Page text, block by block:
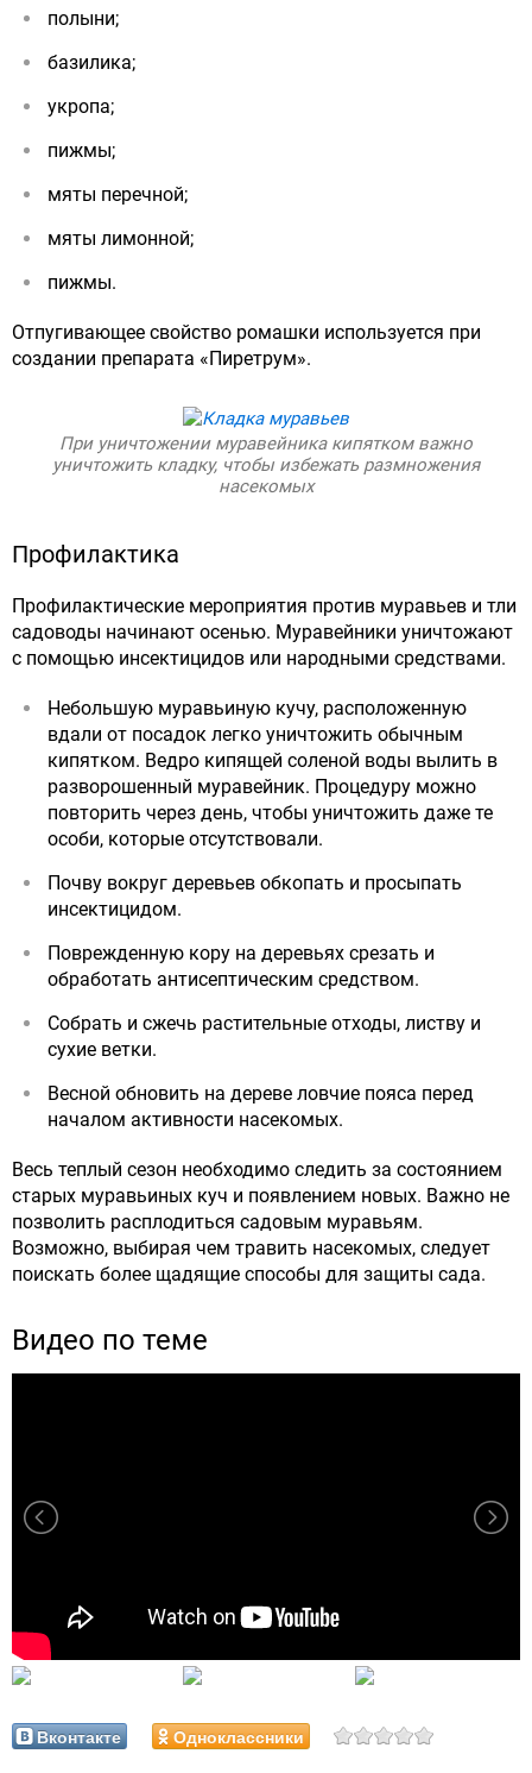
полыни;
базилика;
укропа;
пижмы;
мяты перечной;
мяты лимонной;
пижмы.
Отпугивающее свойство ромашки используется при
создании препарата «Пиретрум».
При уничтожении муравейника кипятком важно
уничтожить кладку, чтобы избежать размножения
насекомых
Профилактика
Профилактические мероприятия против муравьев и тли
садоводы начинают осенью. Муравейники уничтожают
с помощью инсектицидов или народными средствами.
Небольшую муравьиную кучу, расположенную
вдали от посадок легко уничтожить обычным
кипятком. Ведро кипящей соленой воды вылить в
разворошенный муравейник. Процедуру можно
повторить через день, чтобы уничтожить даже те
особи, которые отсутствовали.
Почву вокруг деревьев обкопать и просыпать
инсектицидом.
Поврежденную кору на деревьях срезать и
обработать антисептическим средством.
Собрать и сжечь растительные отходы, листву и
сухие ветки.
Весной обновить на дереве ловчие пояса перед
началом активности насекомых.
Весь теплый сезон необходимо следить за состоянием
старых муравьиных куч и появлением новых. Важно не
позволить расплодиться садовым муравьям.
Возможно, выбирая чем травить насекомых, следует
поискать более щадящие способы для защиты сада.
Видео по теме
Вконтакте Одноклассники